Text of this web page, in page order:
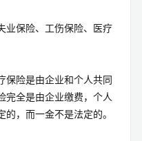
业保险、工伤保险、医疗
保险是由企业和个人共同
完全是由企业缴费，个人
，而一金不是法定的。